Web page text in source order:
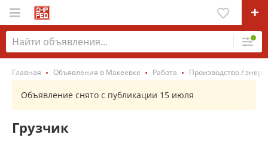
Главная Объявления в Макеевке Работа Производство /
Объявление снято с публикации 15 июля
Грузчик